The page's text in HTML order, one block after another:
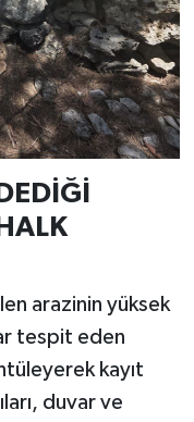
arazinin yüksek
tespit eden
kayıt
duvar ve